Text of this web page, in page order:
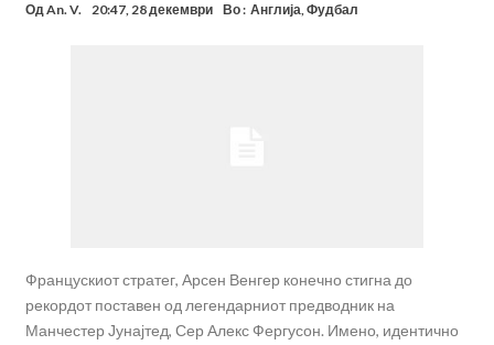
ОдAn. V. 20:47, 28 декември Во : Англија,Фудбал
Францускиот стратег, Арсен Венгер конечно стигна до
рекордот поставен од легендарниот предводник на
Манчестер Јунајтед, Сер Алекс Фергусон. Имено, идентично